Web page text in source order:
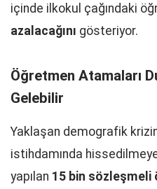
içinde ilkokul çağındaki
azalacağını gösteriyor.
Öğretmen Atamaları
Gelebilir
Yaklaşan demografik
istihdamında hissedilmeye
yapılan 15 bin sözleşmeli